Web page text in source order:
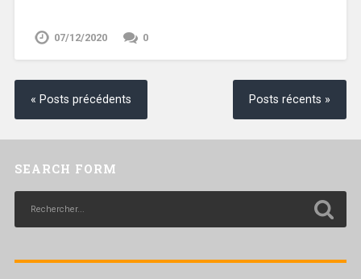
07/12/2020 0
« Posts précédents Posts récents »
SEARCH FORM